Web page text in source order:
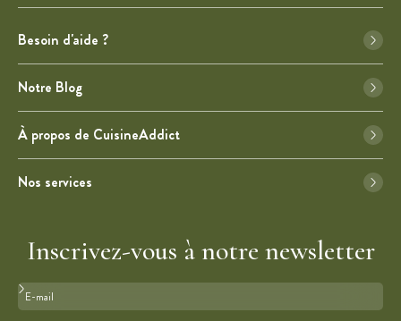
Besoin d'aide ?
Notre Blog
À propos de CuisineAddict
Nos services
Inscrivez-vous à notre newsletter
Format : adresse@email.com